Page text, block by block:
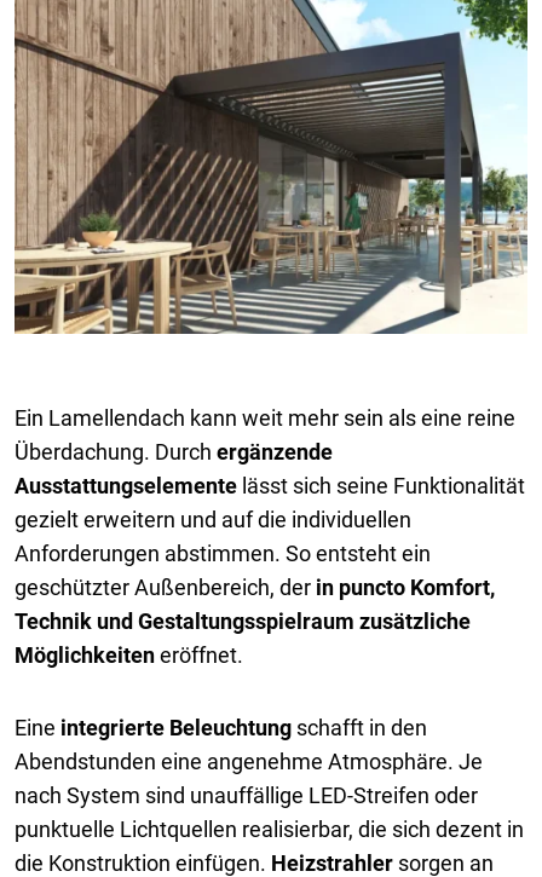
Ein Lamellendach kann weit mehr sein als eine reine
Überdachung. Durch ergänzende
Ausstattungselemente lässt sich seine Funktionalität
gezielt erweitern und auf die individuellen
Anforderungen abstimmen. So entsteht ein
geschützter Außenbereich, der in puncto Komfort,
Technik und Gestaltungsspielraum zusätzliche
Möglichkeiteneröffnet.
Eine integrierte Beleuchtung schafft in den
Abendstunden eine angenehme Atmosphäre. Je
nach System sind unauffällige LED-Streifen oder
punktuelle Lichtquellen realisierbar, die sich dezent in
die Konstruktion einfügen. Heizstrahler sorgen an